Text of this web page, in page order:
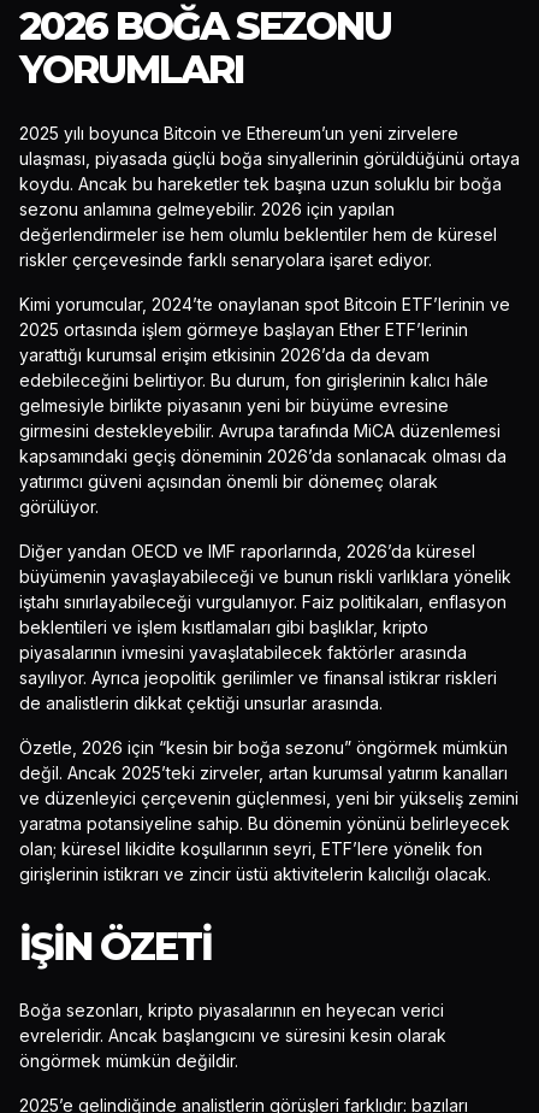
2026 BOĞA SEZONU
YORUMLARI
2025 yılı boyunca Bitcoin ve Ethereum’un yeni zirvelere
ulaşması, piyasada güçlü boğa sinyallerinin görüldüğünü ortaya
koydu. Ancak bu hareketler tek başına uzun soluklu bir boğa
sezonu anlamına gelmeyebilir. 2026 için yapılan
değerlendirmeler ise hem olumlu beklentiler hem de küresel
riskler çerçevesinde farklı senaryolara işaret ediyor.
Kimi yorumcular, 2024’te onaylanan spot Bitcoin ETF’lerinin ve
2025 ortasında işlem görmeye başlayan Ether ETF’lerinin
yarattığı kurumsal erişim etkisinin 2026’da da devam
edebileceğini belirtiyor. Bu durum, fon girişlerinin kalıcı hâle
gelmesiyle birlikte piyasanın yeni bir büyüme evresine
girmesini destekleyebilir. Avrupa tarafında MiCA düzenlemesi
kapsamındaki geçiş döneminin 2026’da sonlanacak olması da
yatırımcı güveni açısından önemli bir dönemeç olarak
görülüyor.
Diğer yandan OECD ve IMF raporlarında, 2026’da küresel
büyümenin yavaşlayabileceği ve bunun riskli varlıklara yönelik
iştahı sınırlayabileceği vurgulanıyor. Faiz politikaları, enflasyon
beklentileri ve işlem kısıtlamaları gibi başlıklar, kripto
piyasalarının ivmesini yavaşlatabilecek faktörler arasında
sayılıyor. Ayrıca jeopolitik gerilimler ve finansal istikrar riskleri
de analistlerin dikkat çektiği unsurlar arasında.
Özetle, 2026 için “kesin bir boğa sezonu” öngörmek mümkün
değil. Ancak 2025’teki zirveler, artan kurumsal yatırım kanalları
ve düzenleyici çerçevenin güçlenmesi, yeni bir yükseliş zemini
yaratma potansiyeline sahip. Bu dönemin yönünü belirleyecek
olan; küresel likidite koşullarının seyri, ETF’lere yönelik fon
girişlerinin istikrarı ve zincir üstü aktivitelerin kalıcılığı olacak.
İŞIN ÖZETI
Boğa sezonları, kripto piyasalarının en heyecan verici
evreleridir. Ancak başlangıcını ve süresini kesin olarak
öngörmek mümkün değildir.
2025’e gelindiğinde analistlerin görüşleri farklıdır: bazıları